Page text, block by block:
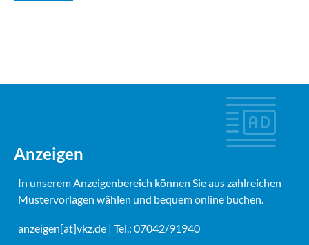
Anzeigen
In unserem Anzeigenbereich können Sie aus zahlreichen
Mustervorlagen wählen und bequem online buchen.
anzeigen[at]vkz.de | Tel.: 07042/91940